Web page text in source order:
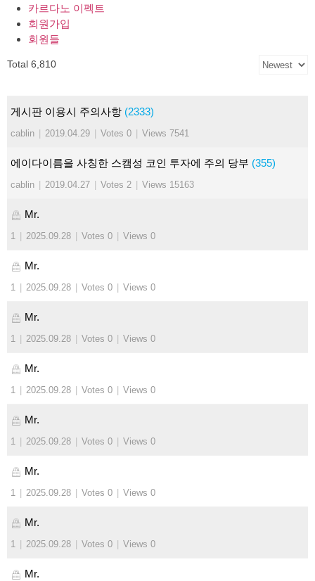
카르다노 이펙트
회원가입
회원들
Total 6,810
게시판 이용시 주의사항 (2333)
cablin 2019.04.29 Votes 0 Views 7541
에이다이름을 사칭한 스캠성 코인 투자에 주의 당부 (355)
cablin 2019.04.27 Votes 2 Views 15163
Mr.
1 2025.09.28 Votes 0 Views 0
Mr.
1 2025.09.28 Votes 0 Views 0
Mr.
1 2025.09.28 Votes 0 Views 0
Mr.
1 2025.09.28 Votes 0 Views 0
Mr.
1 2025.09.28 Votes 0 Views 0
Mr.
1 2025.09.28 Votes 0 Views 0
Mr.
1 2025.09.28 Votes 0 Views 0
Mr.